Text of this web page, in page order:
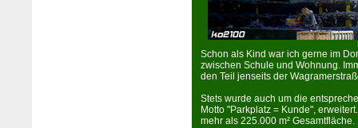
Schon als Kind war ich gerne im
zwischen Schule und Wohnung.
den Teil jenseits der
Stets wur­de auch um die
Motto "Park­platz = Kunde",
mehr als 225.000 m² Gesamtfläche.